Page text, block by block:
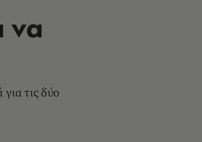
να
τις δύο